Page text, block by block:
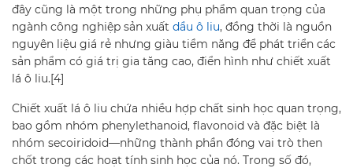
đây cũng là một trong những phụ phẩm quan trọng của
ngành công nghiệp sản xuất dầu ô liu, đồng thời là nguồn
nguyên liệu giá rẻ nhưng giàu tiềm năng để phát triển các
sản phẩm có giá trị gia tăng cao, điển hình như chiết xuất
lá ô liu.[4]
Chiết xuất lá ô liu chứa nhiều hợp chất sinh học quan trọng,
bao gồm nhóm phenylethanoid, flavonoid và đặc biệt là
nhóm secoiridoid—những thành phần đóng vai trò then
chốt trong các hoạt tính sinh học của nó. Trong số đó,